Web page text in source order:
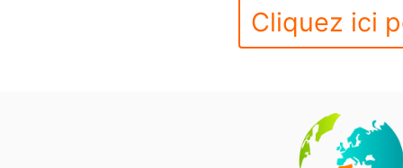
Cliquez ici